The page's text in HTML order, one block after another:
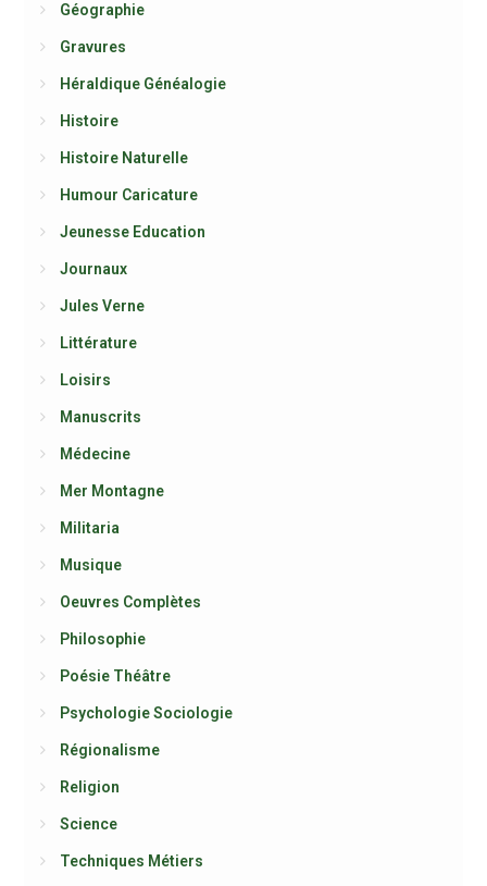
Géographie
Gravures
Héraldique Généalogie
Histoire
Histoire Naturelle
Humour Caricature
Jeunesse Education
Journaux
Jules Verne
Littérature
Loisirs
Manuscrits
Médecine
Mer Montagne
Militaria
Musique
Oeuvres Complètes
Philosophie
Poésie Théâtre
Psychologie Sociologie
Régionalisme
Religion
Science
Techniques Métiers